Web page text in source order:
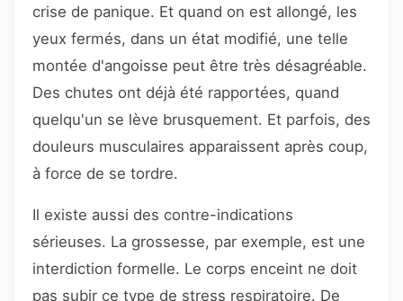
crise de panique. Et quand on est allongé, les
yeux fermés, dans un état modifié, une telle
montée d'angoisse peut être très désagréable.
Des chutes ont déjà été rapportées, quand
quelqu'un se lève brusquement. Et parfois, des
douleurs musculaires apparaissent après coup,
à force de se tordre.
Il existe aussi des contre-indications
sérieuses. La grossesse, par exemple, est une
interdiction formelle. Le corps enceint ne doit
pas subir ce type de stress respiratoire. De